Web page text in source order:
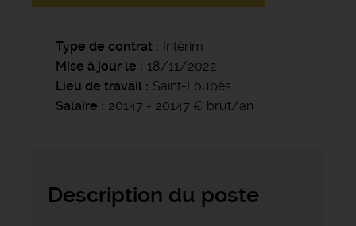
Type de contrat
Intérim
Mise à jour le
18/11/2022
Lieu de travail
Saint-Loubès
Salaire
20147 - 20147 € brut/an
Description du poste